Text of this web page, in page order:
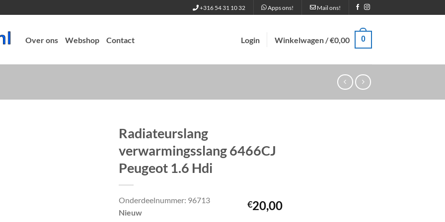
+316 54 31 10 32 Apps ons! Mail ons!
Over ons Webshop Contact Login Winkelwagen /€0,00 0
Radiateurslang
verwarmingsslang 6466CJ
Peugeot 1.6 Hdi
€20,00
Onderdeelnummer: 96713
Nieuw